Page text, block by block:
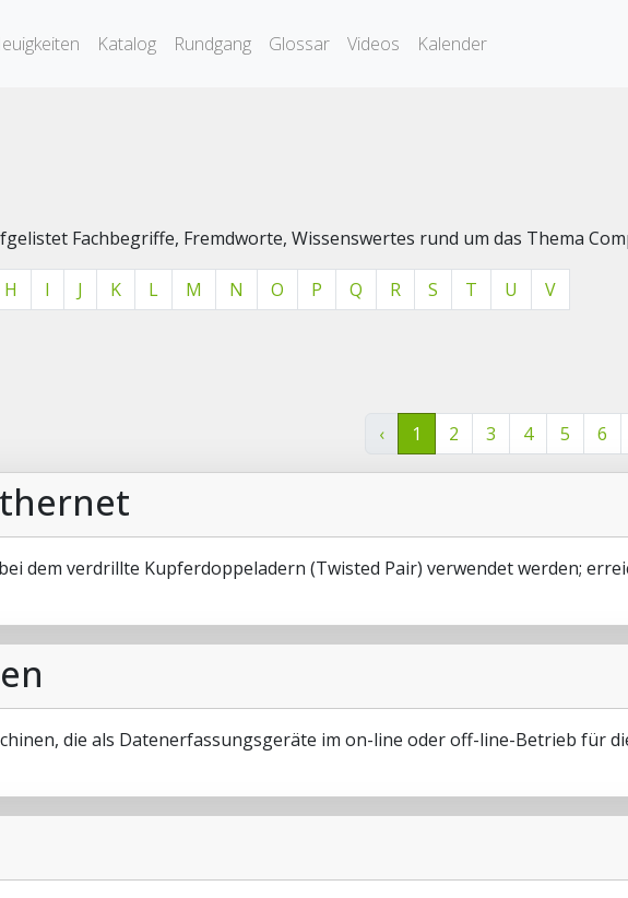
Katalog Rundgang Glossar Videos Kalender
Fachbegriffe, Fremdworte, Wissenswertes rund um das Thema
H I J K L M N O P Q R S T U
V
‹ 1 2 3 4 5 6
dem verdrillte Kupferdoppeladern (Twisted Pair) verwendet werden;
die als Datenerfassungsgeräte im on-line oder off-line-Betrieb für